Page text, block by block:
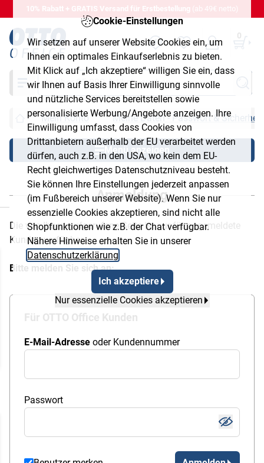
Cookie-Einstellungen
Wir setzen auf unserer Website Cookies ein, um
Ihnen ein optimales Einkaufserlebnis zu bieten.
Mit Klick auf „Ich akzeptiere“ willigen Sie ein, dass
wir Ihnen auf Basis Ihrer Einwilligung sinnvolle
und nützliche Services bereitstellen sowie
personalisierte Werbung/Angebote anzeigen. Ihre
Einwilligung umfasst, dass Cookies von
Drittanbietern außerhalb der EU verarbeitet werden
dürfen, auch z.B. in den USA, wo kein dem EU-
Recht gleichwertiges Datenschutzniveau besteht.
Sie können Ihre Einstellungen jederzeit anpassen
(im Fußbereich unserer Website). Wenn Sie nur
essenzielle Cookies akzeptieren, sind nicht alle
Shopfunktionen wie z.B. der Chat verfügbar.
Nähere Hinweise erhalten Sie in unserer
Datenschutzerklärung
Ich akzeptiere
Nur essenzielle Cookies akzeptieren
10% Rabatt + GRATIS Versand für Erstbestellung (ab 49€ netto)
0
Suche
Mein Konto Meine Daten - Passwort & Sicherheit
Menü anzeigen
Anmeldung
Die von Ihnen aufgerufene Seite ist nur für angemeldete
Kunden verfügbar.
Bitte melden Sie sich an:
Für OTTO Office Kunden
E-Mail-Adresse oder Kundennummer
Passwort